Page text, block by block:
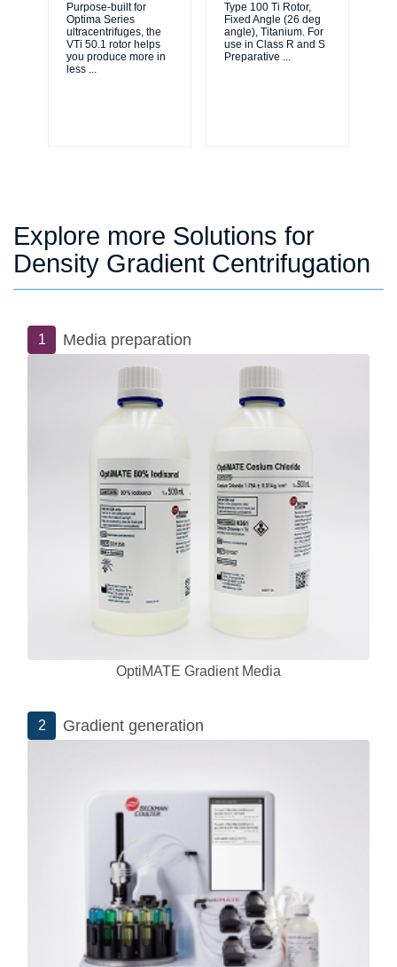
Purpose-built for
Optima Series
ultracentrifuges, the
VTi 50.1 rotor helps
you produce more in
less ...
Type 100 Ti Rotor,
Fixed Angle (26 deg
angle), Titanium. For
use in Class R and S
Preparative ...
Explore more Solutions for
Density Gradient Centrifugation
1 Media preparation
OptiMATE Gradient Media
2 Gradient generation